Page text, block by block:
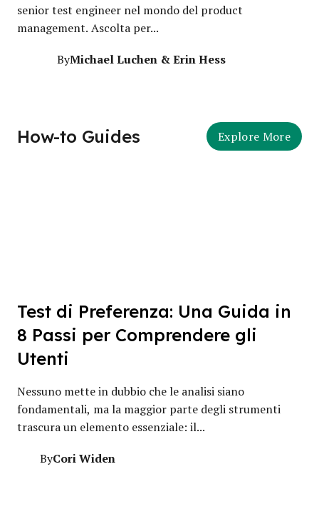
senior test engineer nel mondo del product
management. Ascolta per...
ByMichael Luchen & Erin Hess
How-to Guides Explore More
Test di Preferenza: Una Guida in
8 Passi per Comprendere gli
Utenti
Nessuno mette in dubbio che le analisi siano
fondamentali, ma la maggior parte degli strumenti
trascura un elemento essenziale: il...
ByCori Widen